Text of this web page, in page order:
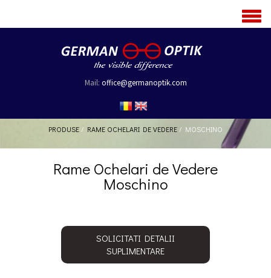
Mail: office@germanoptik.com
PRODUSE / RAME OCHELARI DE VEDERE / MOSCHINO
Rame Ochelari de Vedere
Moschino
SOLICITATI DETALII
SUPLIMENTARE